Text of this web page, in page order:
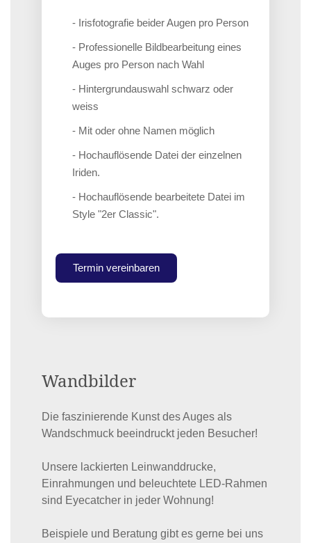
Wandbilder
Die faszinierende Kunst des Auges als
Wandschmuck beeindruckt jeden Besucher!
Unsere lackierten Leinwanddrucke,
Einrahmungen und beleuchtete LED-Rahmen
sind Eyecatcher in jeder Wohnung!
Beispiele und Beratung gibt es gerne bei uns
- Irisfotografie beider Augen pro Person
- Professionelle Bildbearbeitung eines
Auges pro Person nach Wahl
- Hintergrundauswahl schwarz oder
weiss
- Mit oder ohne Namen möglich
- Hochauflösende Datei der einzelnen
Iriden.
- Hochauflösende bearbeitete Datei im
Style "2er Classic".
Termin vereinbaren